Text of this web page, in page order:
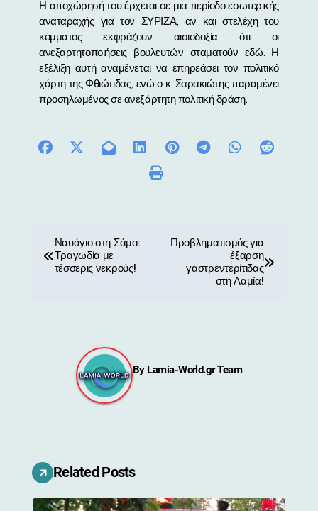
Η αποχώρησή του έρχεται σε μια περίοδο εσωτερικής
αναταραχής για τον ΣΥΡΙΖΑ, αν και στελέχη του
κόμματος εκφράζουν αισιοδοξία ότι οι
ανεξαρτητοποιήσεις βουλευτών σταματούν εδώ. Η
εξέλιξη αυτή αναμένεται να επηρεάσει τον πολιτικό
χάρτη της Φθιώτιδας, ενώ ο κ. Σαρακιώτης παραμένει
προσηλωμένος σε ανεξάρτητη πολιτική δράση.
ά
ρ
Ναυάγιο στη Σάμο:
Τραγωδία με
τέσσερις νεκρούς!
Προβληματισμός για
έξαρση
γαστρεντερίτιδας
στη Λαμία!
By Lamia-World.gr Team
Related Posts